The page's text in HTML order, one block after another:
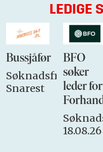
LEDIGE
Bussjåfør
Søknadsfrist:
Snarest
BFO
søker
leder for
18.08.26